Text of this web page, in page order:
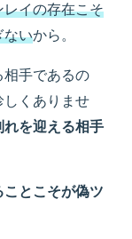
レイの存在こそ
ないから。
手であるの
しくありませ
を迎える相手
とこそが偽ツ